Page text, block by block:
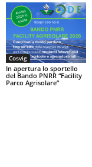
Cosvig
In apertura lo sportello
del Bando PNRR “Facility
Parco Agrisolare”